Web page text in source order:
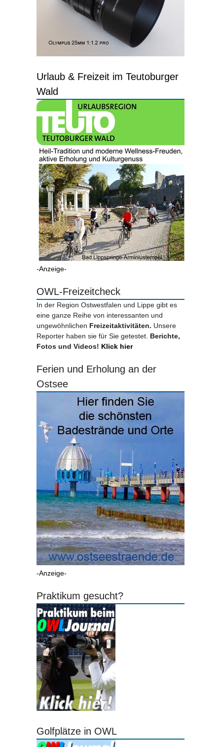
Urlaub & Freizeit im Teutoburger
Wald
-Anzeige-
OWL-Freizeitcheck
In der Region Ostwestfalen und Lippe gibt es
eine ganze Reihe von interessanten und
ungewöhnlichen Freizeitaktivitäten. Unsere
Reporter haben sie für Sie getestet. Berichte,
Fotos und Videos! Klick hier
Ferien und Erholung an der
Ostsee
-Anzeige-
Praktikum gesucht?
Golfplätze in OWL